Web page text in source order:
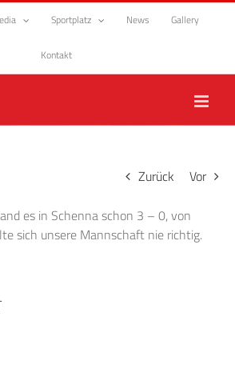
Sportplatz News Gallery
Kontakt
Zurück Vor
es in Schenna schon 3 – 0, von
sich unsere Mannschaft nie richtig.